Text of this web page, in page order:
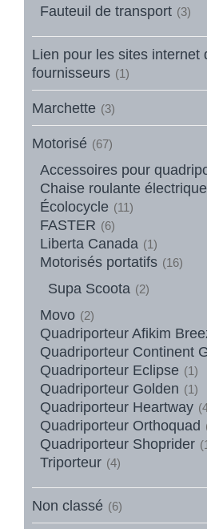
Fauteuil de transport (3)
Lien pour les sites internet
fournisseurs (1)
Marchette (3)
Motorisé (67)
Accessoires pour
Chaise roulante électrique
Écolocycle (11)
FASTER (6)
Liberta Canada (1)
Motorisés portatifs (16)
Supa Scoota (2)
Movo (2)
Quadriporteur Afikim
Quadriporteur Continent
Quadriporteur Eclipse (1)
Quadriporteur Golden (1)
Quadriporteur Heartway
Quadriporteur Orthoquad
Quadriporteur Shoprider
Triporteur (4)
Non classé (6)